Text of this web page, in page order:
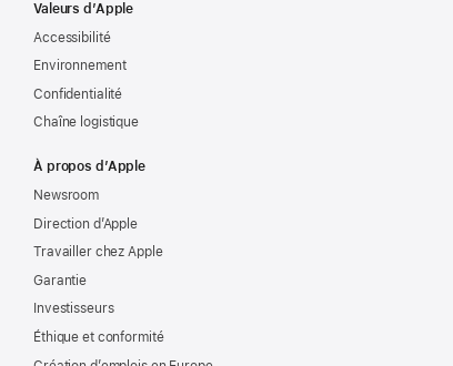
Valeurs d’Apple
Accessibilité
Environnement
Confidentialité
Chaîne logistique
À propos d’Apple
Newsroom
Direction d’Apple
Travailler chez Apple
Garantie
Investisseurs
Éthique et conformité